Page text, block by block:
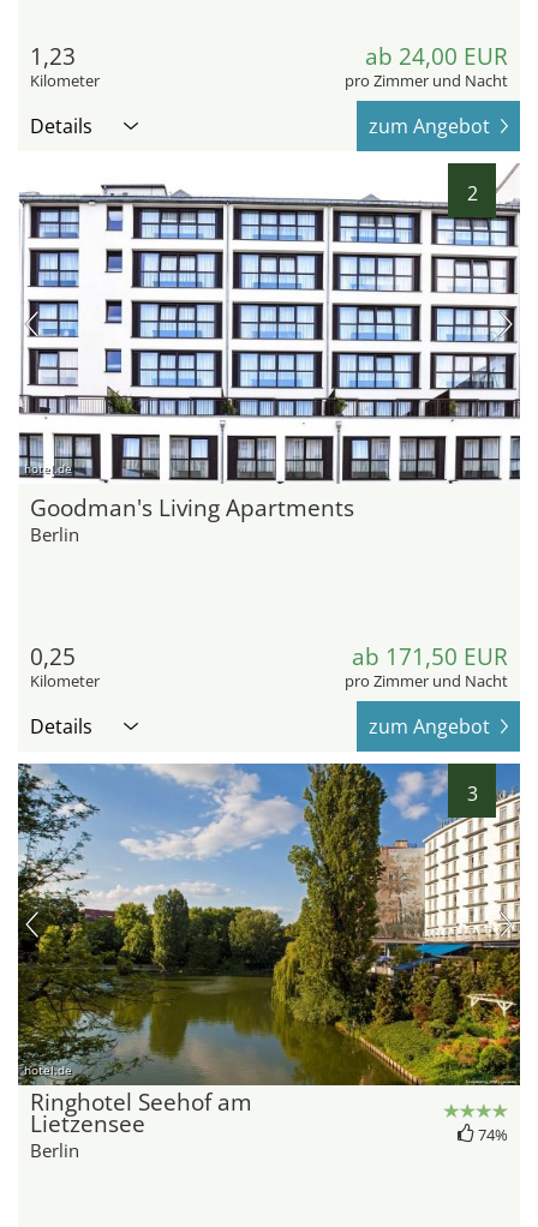
1,23
Kilometer
ab 24,00 EUR
pro Zimmer und Nacht
Details zum Angebot
2
hotel.de
Goodman's Living Apartments
Berlin
0,25
Kilometer
ab 171,50 EUR
pro Zimmer und Nacht
Details zum Angebot
3
hotel.de
Ringhotel Seehof am
Lietzensee
Berlin
74%